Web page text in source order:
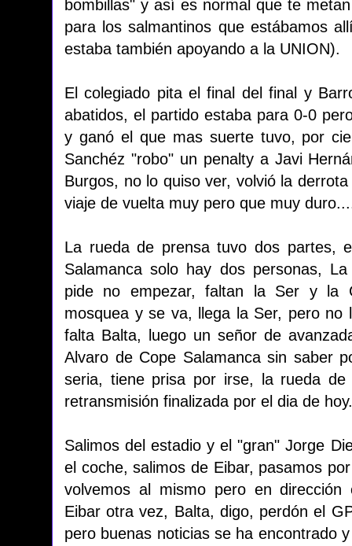
bombillas" y así es normal que te
para los salmantinos que estábamos
estaba también apoyando a la UNION).
El colegiado pita el final del final y
abatidos, el partido estaba para 0-0
y ganó el que mas suerte tuvo, por
Sanchéz "robo" un penalty a Javi
Burgos, no lo quiso ver, volvió la
viaje de vuelta muy pero que muy
La rueda de prensa tuvo dos partes,
Salamanca solo hay dos personas,
pide no empezar, faltan la Ser y la
mosquea y se va, llega la Ser, pero no
falta Balta, luego un señor de
Alvaro de Cope Salamanca sin saber
seria, tiene prisa por irse, la rueda
retransmisión finalizada por el dia de hoy.
Salimos del estadio y el "gran" Jorge
el coche, salimos de Eibar, pasamos
volvemos al mismo pero en
Eibar otra vez, Balta, digo, perdón el
pero buenas noticias se ha encontrado